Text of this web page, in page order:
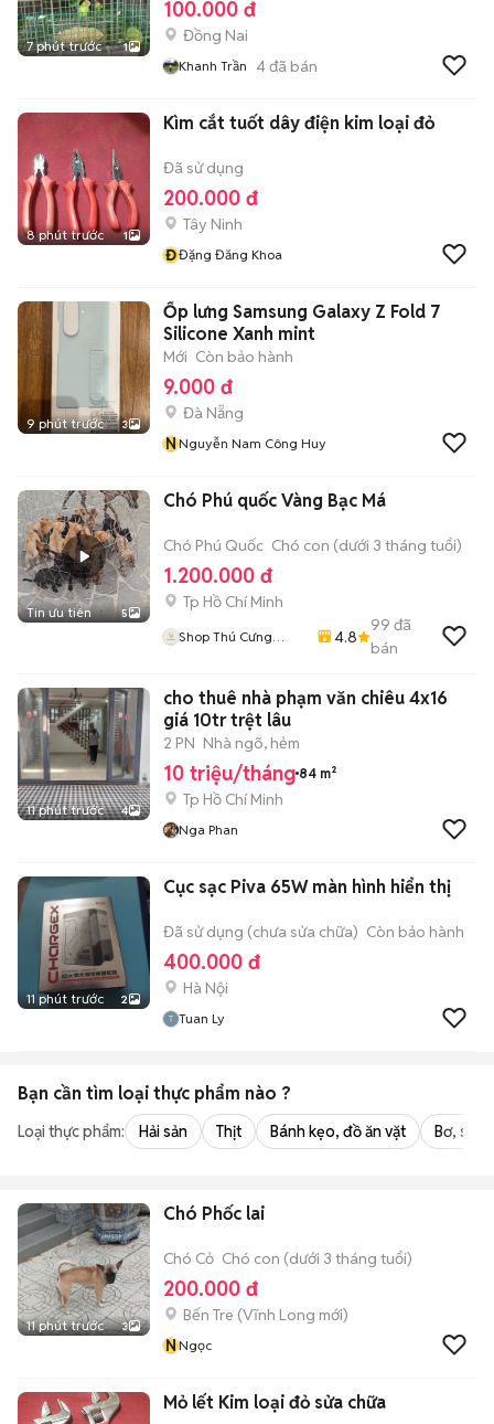
7 phút trước 1
100.000 đ
Đồng Nai
Khanh Trần 4đã bán
8 phút trước 1
Kìm cắt tuốt dây điện kim loại đỏ
Đã sử dụng
200.000 đ
Tây Ninh
ĐĐặng Đăng Khoa
9 phút trước 3
Ốp lưng Samsung Galaxy Z Fold 7
Silicone Xanh mint
Mới Còn bảo hành
9.000 đ
Đà Nẵng
NNguyễn Nam Công Huy
Tin ưu tiên 5
Chó Phú quốc Vàng Bạc Má
Chó Phú Quốc Chó con (dưới 3 tháng tuổi)
1.200.000 đ
Tp Hồ Chí Minh
Shop Thú Cưng
4.8
99 đã
bán
11 phút trước 4
cho thuê nhà phạm văn chiêu 4x16
giá 10tr trệt lâu
2 PN Nhà ngõ, hẻm
10 triệu/tháng 84 m²
Tp Hồ Chí Minh
Nga Phan
11 phút trước 2
Cục sạc Piva 65W màn hình hiển thị
Đã sử dụng (chưa sửa chữa) Còn bảo hành
400.000 đ
Hà Nội
Tuan Ly
Bạn cần tìm loại thực phẩm nào ?
Loại thực phẩm: Hải sản Thịt Bánh kẹo, đồ ăn vặt Bơ,
11 phút trước 3
Chó Phốc lai
Chó Cỏ Chó con (dưới 3 tháng tuổi)
200.000 đ
Bến Tre (Vĩnh Long mới)
NNgọc
Mỏ lết Kim loại đỏ sửa chữa